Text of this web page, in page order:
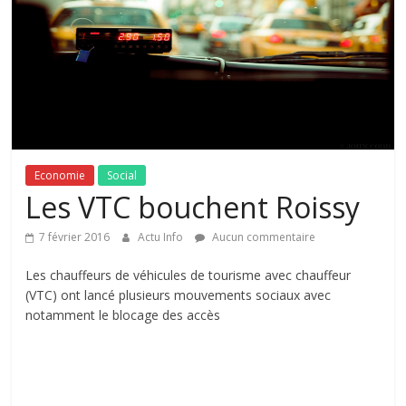
Economie Social
Les VTC bouchent Roissy
7 février 2016 Actu Info Aucun commentaire
Les chauffeurs de véhicules de tourisme avec chauffeur
(VTC) ont lancé plusieurs mouvements sociaux avec
notamment le blocage des accès